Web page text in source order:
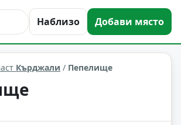
Наблизо Добави място
Кърджали
Кърджали / Пепелище